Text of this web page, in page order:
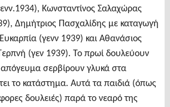
Κωνσταντίνος Σαλαχώρας
Δημήτριος Πασχαλίδης με καταγωγή
(γενν 1939) και Αθανάσιος
(γεν 1939). Το πρωί δουλεύουν
απόγευμα σερβίρουν γλυκά στα
το κατάστημα. Αυτά τα παιδιά (όπως
δουλειές) παρά το νεαρό της